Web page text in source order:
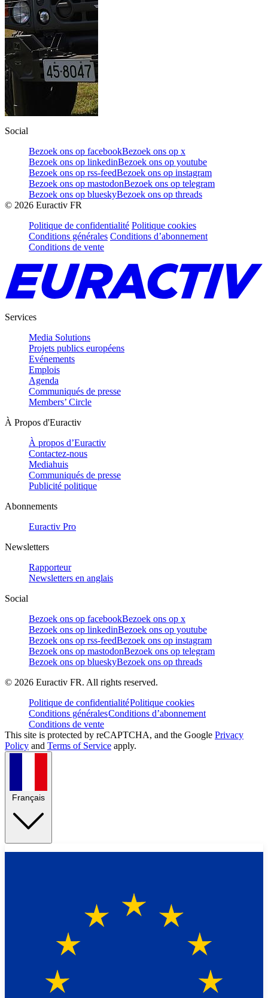
Social
Bezoek ons op facebookBezoek ons op x
Bezoek ons op linkedinBezoek ons op youtube
Bezoek ons op rss-feedBezoek ons op instagram
Bezoek ons op mastodonBezoek ons op telegram
Bezoek ons op blueskyBezoek ons op threads
© 2026 Euractiv FR
Politique de confidentialité Politique cookies
Conditions générales Conditions d’abonnement
Conditions de vente
Services
Media Solutions
Projets publics européens
Evénements
Emplois
Agenda
Communiqués de presse
Members’ Circle
À Propos d'Euractiv
À propos d’Euractiv
Contactez-nous
Mediahuis
Communiqués de presse
Publicité politique
Abonnements
Euractiv Pro
Newsletters
Rapporteur
Newsletters en anglais
Social
Bezoek ons op facebookBezoek ons op x
Bezoek ons op linkedinBezoek ons op youtube
Bezoek ons op rss-feedBezoek ons op instagram
Bezoek ons op mastodonBezoek ons op telegram
Bezoek ons op blueskyBezoek ons op threads
© 2026 Euractiv FR. All rights reserved.
Politique de confidentialitéPolitique cookies
Conditions généralesConditions d’abonnement
Conditions de vente
This site is protected by reCAPTCHA, and the Google Privacy
Policy and Terms of Service apply.
Français